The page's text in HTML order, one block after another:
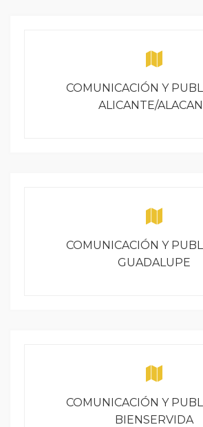
COMUNICACIÓN Y
ALICANTE/
COMUNICACIÓN Y
GUADALUPE
COMUNICACIÓN Y
BIENSERVIDA